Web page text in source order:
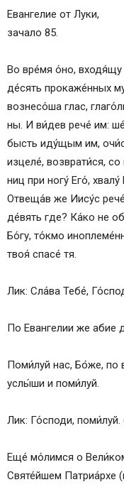
Евангелие от Луки,
зачало 85.
Во вре́мя о́но, входя́щу
де́сять прокаже́нных
вознесо́ша глас,
ны. И ви́дев рече́ им:
бысть иду́щым им,
изцеле́, возврати́ся,
ниц при ногу́ Его́,
Отвеща́в же Иису́с
де́вять где? Ка́ко не
Бо́гу, то́кмо
твоя́ спасе́ тя.
Лик: Сла́ва Тебе́,
По Евангелии же абие
Поми́луй нас, Бо́же, по
услы́ши и поми́луй.
Лик: Го́споди,
Еще́ мо́лимся о
Святе́йшем Патриа́рхе